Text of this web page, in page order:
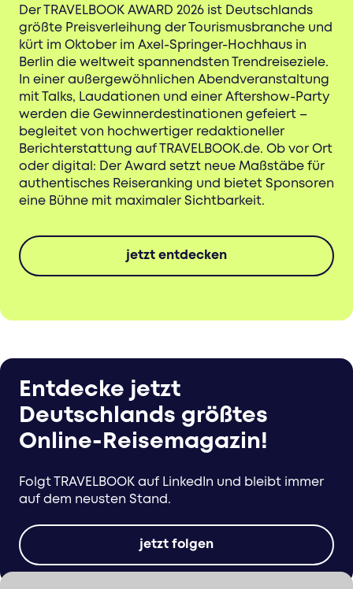
Der TRAVELBOOK AWARD 2026 ist Deutschlands
größte Preisverleihung der Tourismusbranche und
kürt im Oktober im Axel-Springer-Hochhaus in
Berlin die weltweit spannendsten Trendreiseziele.
In einer außergewöhnlichen Abendveranstaltung
mit Talks, Laudationen und einer Aftershow-Party
werden die Gewinnerdestinationen gefeiert –
begleitet von hochwertiger redaktioneller
Berichterstattung auf TRAVELBOOK.de. Ob vor Ort
oder digital: Der Award setzt neue Maßstäbe für
authentisches Reiseranking und bietet Sponsoren
eine Bühne mit maximaler Sichtbarkeit.
jetzt entdecken
Entdecke jetzt
Deutschlands größtes
Online-Reisemagazin!
Folgt TRAVELBOOK auf LinkedIn und bleibt immer
auf dem neusten Stand.
jetzt folgen